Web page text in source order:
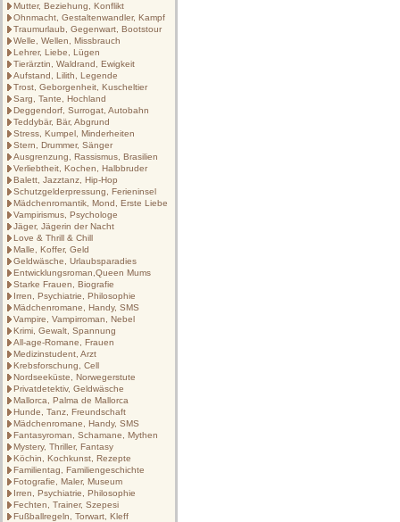
Mutter, Beziehung, Konflikt
Ohnmacht, Gestaltenwandler, Kampf
Traumurlaub, Gegenwart, Bootstour
Welle, Wellen, Missbrauch
Lehrer, Liebe, Lügen
Tierärztin, Waldrand, Ewigkeit
Aufstand, Lilith, Legende
Trost, Geborgenheit, Kuscheltier
Sarg, Tante, Hochland
Deggendorf, Surrogat, Autobahn
Teddybär, Bär, Abgrund
Stress, Kumpel, Minderheiten
Stern, Drummer, Sänger
Ausgrenzung, Rassismus, Brasilien
Verliebtheit, Kochen, Halbbruder
Balett, Jazztanz, Hip-Hop
Schutzgelderpressung, Ferieninsel
Mädchenromantik, Mond, Erste Liebe
Vampirismus, Psychologe
Jäger, Jägerin der Nacht
Love & Thrill & Chill
Malle, Koffer, Geld
Geldwäsche, Urlaubsparadies
Entwicklungsroman,Queen Mums
Starke Frauen, Biografie
Irren, Psychiatrie, Philosophie
Mädchenromane, Handy, SMS
Vampire, Vampirroman, Nebel
Krimi, Gewalt, Spannung
All-age-Romane, Frauen
Medizinstudent, Arzt
Krebsforschung, Cell
Nordseeküste, Norwegerstute
Privatdetektiv, Geldwäsche
Mallorca, Palma de Mallorca
Hunde, Tanz, Freundschaft
Mädchenromane, Handy, SMS
Fantasyroman, Schamane, Mythen
Mystery, Thriller, Fantasy
Köchin, Kochkunst, Rezepte
Familientag, Familiengeschichte
Fotografie, Maler, Museum
Irren, Psychiatrie, Philosophie
Fechten, Trainer, Szepesi
Fußballregeln, Torwart, Kleff